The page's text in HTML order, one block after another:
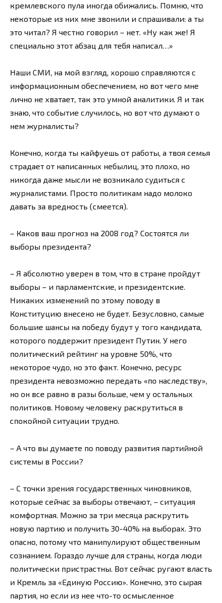
кремлевского пула иногда обижались. Помню, что
некоторые из них мне звонили и спрашивали: а ты
это читал? Я честно говорил – нет. «Ну как же! Я
специально этот абзац для тебя написал…»
Наши СМИ, на мой взгляд, хорошо справляются с
информационным обеспечением, но вот чего мне
лично не хватает, так это умной аналитики. Я и так
знаю, что событие случилось, но вот что думают о
нем журналисты?
Конечно, когда ты кайфуешь от работы, а твоя семья
страдает от написанных небылиц, это плохо, но
никогда даже мысли не возникало судиться с
журналистами. Просто политикам надо молоко
давать за вредность (смеется).
– Каков ваш прогноз на 2008 год? Состоятся ли
выборы президента?
– Я абсолютно уверен в том, что в стране пройдут
выборы – и парламентские, и президентские.
Никаких изменений по этому поводу в
Конституцию внесено не будет. Безусловно, самые
большие шансы на победу будут у того кандидата,
которого поддержит президент Путин. У него
политический рейтинг на уровне 50%, что
некоторое чудо, но это факт. Конечно, ресурс
президента невозможно передать «по наследству»,
но он все равно в разы больше, чем у остальных
политиков. Новому человеку раскрутиться в
спокойной ситуации трудно.
– А что вы думаете по поводу развития партийной
системы в России?
– С точки зрения государственных чиновников,
которые сейчас за выборы отвечают, – ситуация
комфортная. Можно за три месяца раскрутить
новую партию и получить 30-40% на выборах. Это
опасно, потому что манипулируют общественным
сознанием. Гораздо лучше для страны, когда люди
политически пристрастны. Вот сейчас ругают власть
и Кремль за «Единую Россию». Конечно, это сырая
партия, но если из нее что-то осмысленное